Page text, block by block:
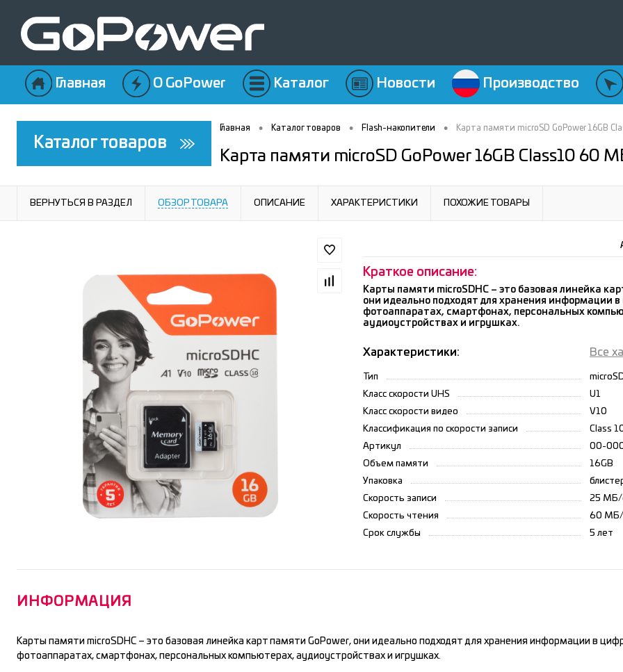
Главная О GoPower Каталог Новости Производство
Каталог товаров
Главная • Каталог товаров • Flash-накопители • Карта памяти microSD GoPower 16GB
Карта памяти microSD GoPower 16GB Class10 60
ВЕРНУТЬСЯ В РАЗДЕЛ ОБЗОР ТОВАРА ОПИСАНИЕ ХАРАКТЕРИСТИКИ ПОХОЖИЕ ТОВАРЫ
Краткое описание:
Карты памяти microSDHC – это базовая линейка
они идеально подходят для хранения информации
фотоаппаратах, смартфонах, персональных
аудиоустройствах и игрушках.
Характеристики: Все
Тип
Класс скорости UHS
U1
Класс скорости видео
V10
Классификация по скорости записи
Class
Артикул
00-
Объем памяти
16GB
Упаковка
Скорость записи
25 МБ/
Скорость чтения
60 МБ/
Срок службы
5 лет
ИНФОРМАЦИЯ
Карты памяти microSDHC – это базовая линейка карт памяти GoPower, они идеально подходят для хранения информации в
фотоаппаратах, смартфонах, персональных компьютерах, аудиоустройствах и игрушках.